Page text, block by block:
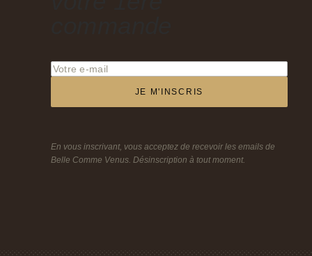
JE M'INSCRIS
En vous inscrivant, vous acceptez de recevoir les emails de
Belle Comme Venus. Désinscription à tout moment.